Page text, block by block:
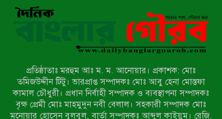
মিয়ানমারের সীমান্তে স্থলমাইন বিস্ফোরণ:
উখিয়ার এক যুবকের পা বিচ্ছিন্ন
৭ম শ্রেণি পড়ুয়া কন্যাকে উত্ত্যক্ত করার
প্রতিবাদ করায় পিতাকে কু*পি*য়ে
জ*খ*ম…!!
প্রতিষ্ঠাতাঃ মরহুম আঃ ম. ম. আনোয়ার। প্রকাশক: মোঃ
তমিজউদ্দীন টিটু। ভারপ্রাপ্ত সম্পাদকঃ মোঃ আবু হেনা মোস্তফা
কামাল চৌধুরী। প্রধান নির্বাহী সম্পাদক ও ব্যবস্থাপনা সম্পাদকঃ
বৃক্ষ প্রেমী মোঃ মাহমুদুন নবী বেলাল। সহকারী সম্পাদক মোঃ
মনোয়ার হোসেন বুলবুল, বার্তা সম্পাদকঃ আব্দুল কাইয়ুম। রেজি.